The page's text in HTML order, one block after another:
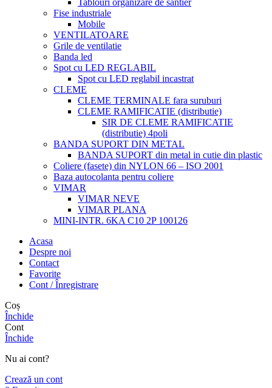
Tablouri organizare de santier
Fise industriale
Mobile
VENTILATOARE
Grile de ventilatie
Banda led
Spot cu LED REGLABIL
Spot cu LED reglabil incastrat
CLEME
CLEME TERMINALE fara suruburi
CLEME RAMIFICATIE (distributie)
SIR DE CLEME RAMIFICATIE
(distributie) 4poli
BANDA SUPORT DIN METAL
BANDA SUPORT din metal in cutie din plastic
Coliere (fasete) din NYLON 66 – ISO 2001
Baza autocolanta pentru coliere
VIMAR
VIMAR NEVE
VIMAR PLANA
MINI-INTR. 6KA C10 2P 100126
Acasa
Despre noi
Contact
Favorite
Cont / Înregistrare
Coș
Închide
Cont
Închide
Nu ai cont?
Crează un cont